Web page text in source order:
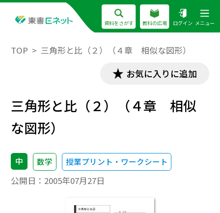
資料をさがす 教科の広場 ログイン メニュー
TOP 三角形と比（２）（４章 相似な図形）
お気に入りに追加
三角形と比（２）（４章 相似
な図形）
中 数学 授業プリント・ワークシート
公開日： 2005年07月27日